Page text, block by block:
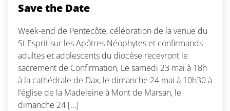
Save the Date
Week-end de Pentecôte, célébration de la venue du
St Esprit sur les Apôtres Néophytes et confirmands
adultes et adolescents du diocèse recevront le
sacrement de Confirmation, Le samedi 23 mai à 18h
à la cathédrale de Dax, le dimanche 24 mai à 10h30 à
l’église de la Madeleine à Mont de Marsan, le
dimanche 24 […]